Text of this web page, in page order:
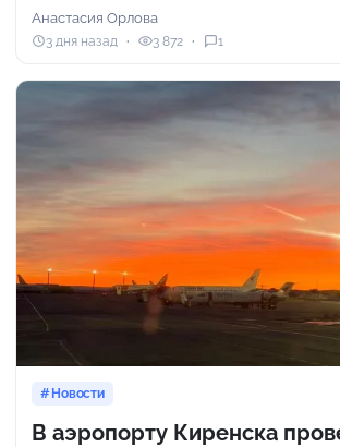
Анастасия Орлова
3 дня назад 3 872 1
Новости
В аэропорту Киренска